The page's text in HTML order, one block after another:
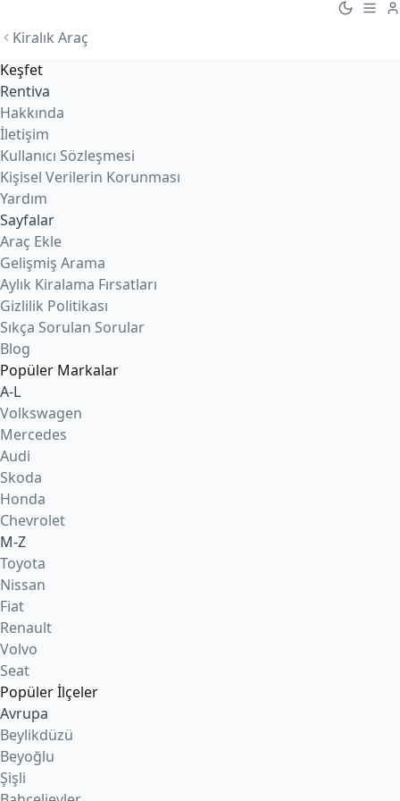
Kiralık Araç
Keşfet
Rentiva
Hakkında
İletişim
Kullanıcı Sözleşmesi
Kişisel Verilerin Korunması
Yardım
Sayfalar
Araç Ekle
Gelişmiş Arama
Aylık Kiralama Fırsatları
Gizlilik Politikası
Sıkça Sorulan Sorular
Blog
Popüler Markalar
A-L
Volkswagen
Mercedes
Audi
Skoda
Honda
Chevrolet
M-Z
Toyota
Nissan
Fiat
Renault
Volvo
Seat
Popüler İlçeler
Avrupa
Beylikdüzü
Beyoğlu
Şişli